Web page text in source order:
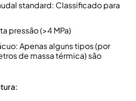
standard: Classificado para
pressão (>4 MPa)
Apenas alguns tipos (por
de massa térmica) são